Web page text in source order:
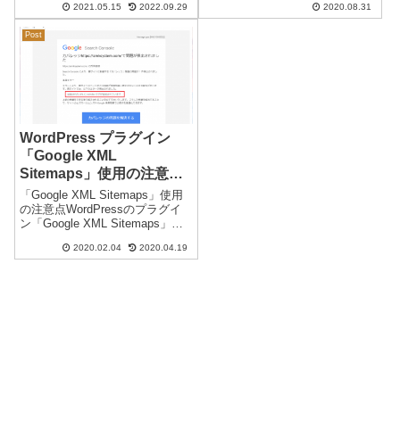
WordPress からの送信メール
が、差出人がない状態（空欄
「－」）になります。通常の差
出人は...
2021.05.15 2022.09.29
を禁止にしたいことがありま
2020.08.31
Post
WordPress プラグイン
「Google XML
Sitemaps」使用の注意
点 ガバレッジの問題
「noindex」
「Google XML Sitemaps」使用
の注意点WordPressのプラグイ
ン「Google XML Sitemaps」を
Console」に「sitemap.xml」を
2020.02.04 2020.04.19